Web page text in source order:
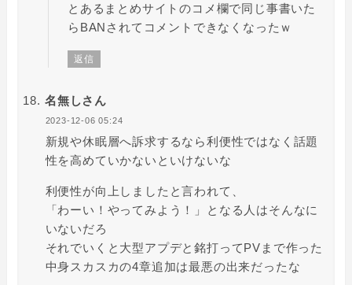
とあるまとめサイトのコメ欄で同じ事書いた
らBANされてコメントできなくなったｗ
返信
名無しさん
2023-12-06 05:24
新規や休眠層へ訴求するなら利便性ではなく話題
性を高めていかないといけないな
利便性が向上しましたと言われて、
「わーい！やってみよう！」となる人はそんなに
いないだろ
それでいくと大型アプデと銘打ってPVまで作った
中身スカスカの4章追加は最悪の出来だったな